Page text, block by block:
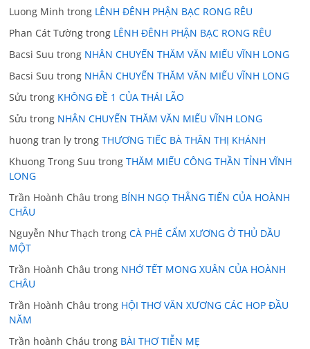
Luong Minh trong LÊNH ĐÊNH PHẬN BẠC RONG RÊU
Phan Cát Tường trong LÊNH ĐÊNH PHẬN BẠC RONG RÊU
Bacsi Suu trong NHÂN CHUYẾN THĂM VĂN MIẾU VĨNH LONG
Bacsi Suu trong NHÂN CHUYẾN THĂM VĂN MIẾU VĨNH LONG
Sửu trong KHÔNG ĐỀ 1 CỦA THÁI LÃO
Sửu trong NHÂN CHUYẾN THĂM VĂN MIẾU VĨNH LONG
huong tran ly trongTHƯƠNG TIẾC BÀ THÂN THỊ KHÁNH
Khuong Trong Suu trongTHĂM MIẾU CÔNG THẦN TỈNH VĨNH
LONG
Trần Hoành Châu trong BÍNH NGỌ THẲNG TIẾN CỦA HOÀNH
CHÂU
Nguyễn Như Thạch trongCÀ PHÊ CẨM XƯƠNG Ở THỦ DẦU
MỘT
Trần Hoành Châu trong NHỚ TẾT MONG XUÂN CỦA HOÀNH
CHÂU
Trần Hoành Châu trong HỘI THƠ VĂN XƯƠNG CÁC HOP ĐẦU
NĂM
Trần hoành Cháu trong BÀI THƠ TIỄN MẸ